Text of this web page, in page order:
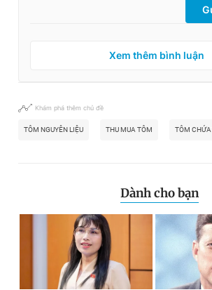
Xem thêm bình luận
Khám phá thêm chủ đề
TÔM NGUYÊN LIỆU THU MUA TÔM TÔM